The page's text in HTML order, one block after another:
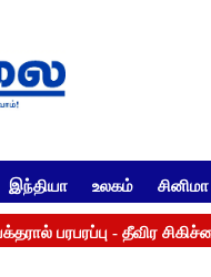
இந்தியா உலகம் சினிமா